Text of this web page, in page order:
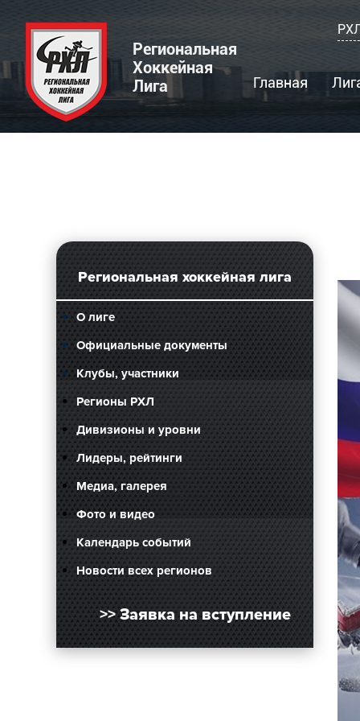
Региональная
Хоккейная
Лига
Главная
Региональная хоккейная лига
О лиге
Официальные документы
Клубы, участники
Регионы РХЛ
Дивизионы и уровни
Лидеры, рейтинги
Медиа, галерея
Фото и видео
Календарь событий
Новости всех регионов
>> Заявка на вступление